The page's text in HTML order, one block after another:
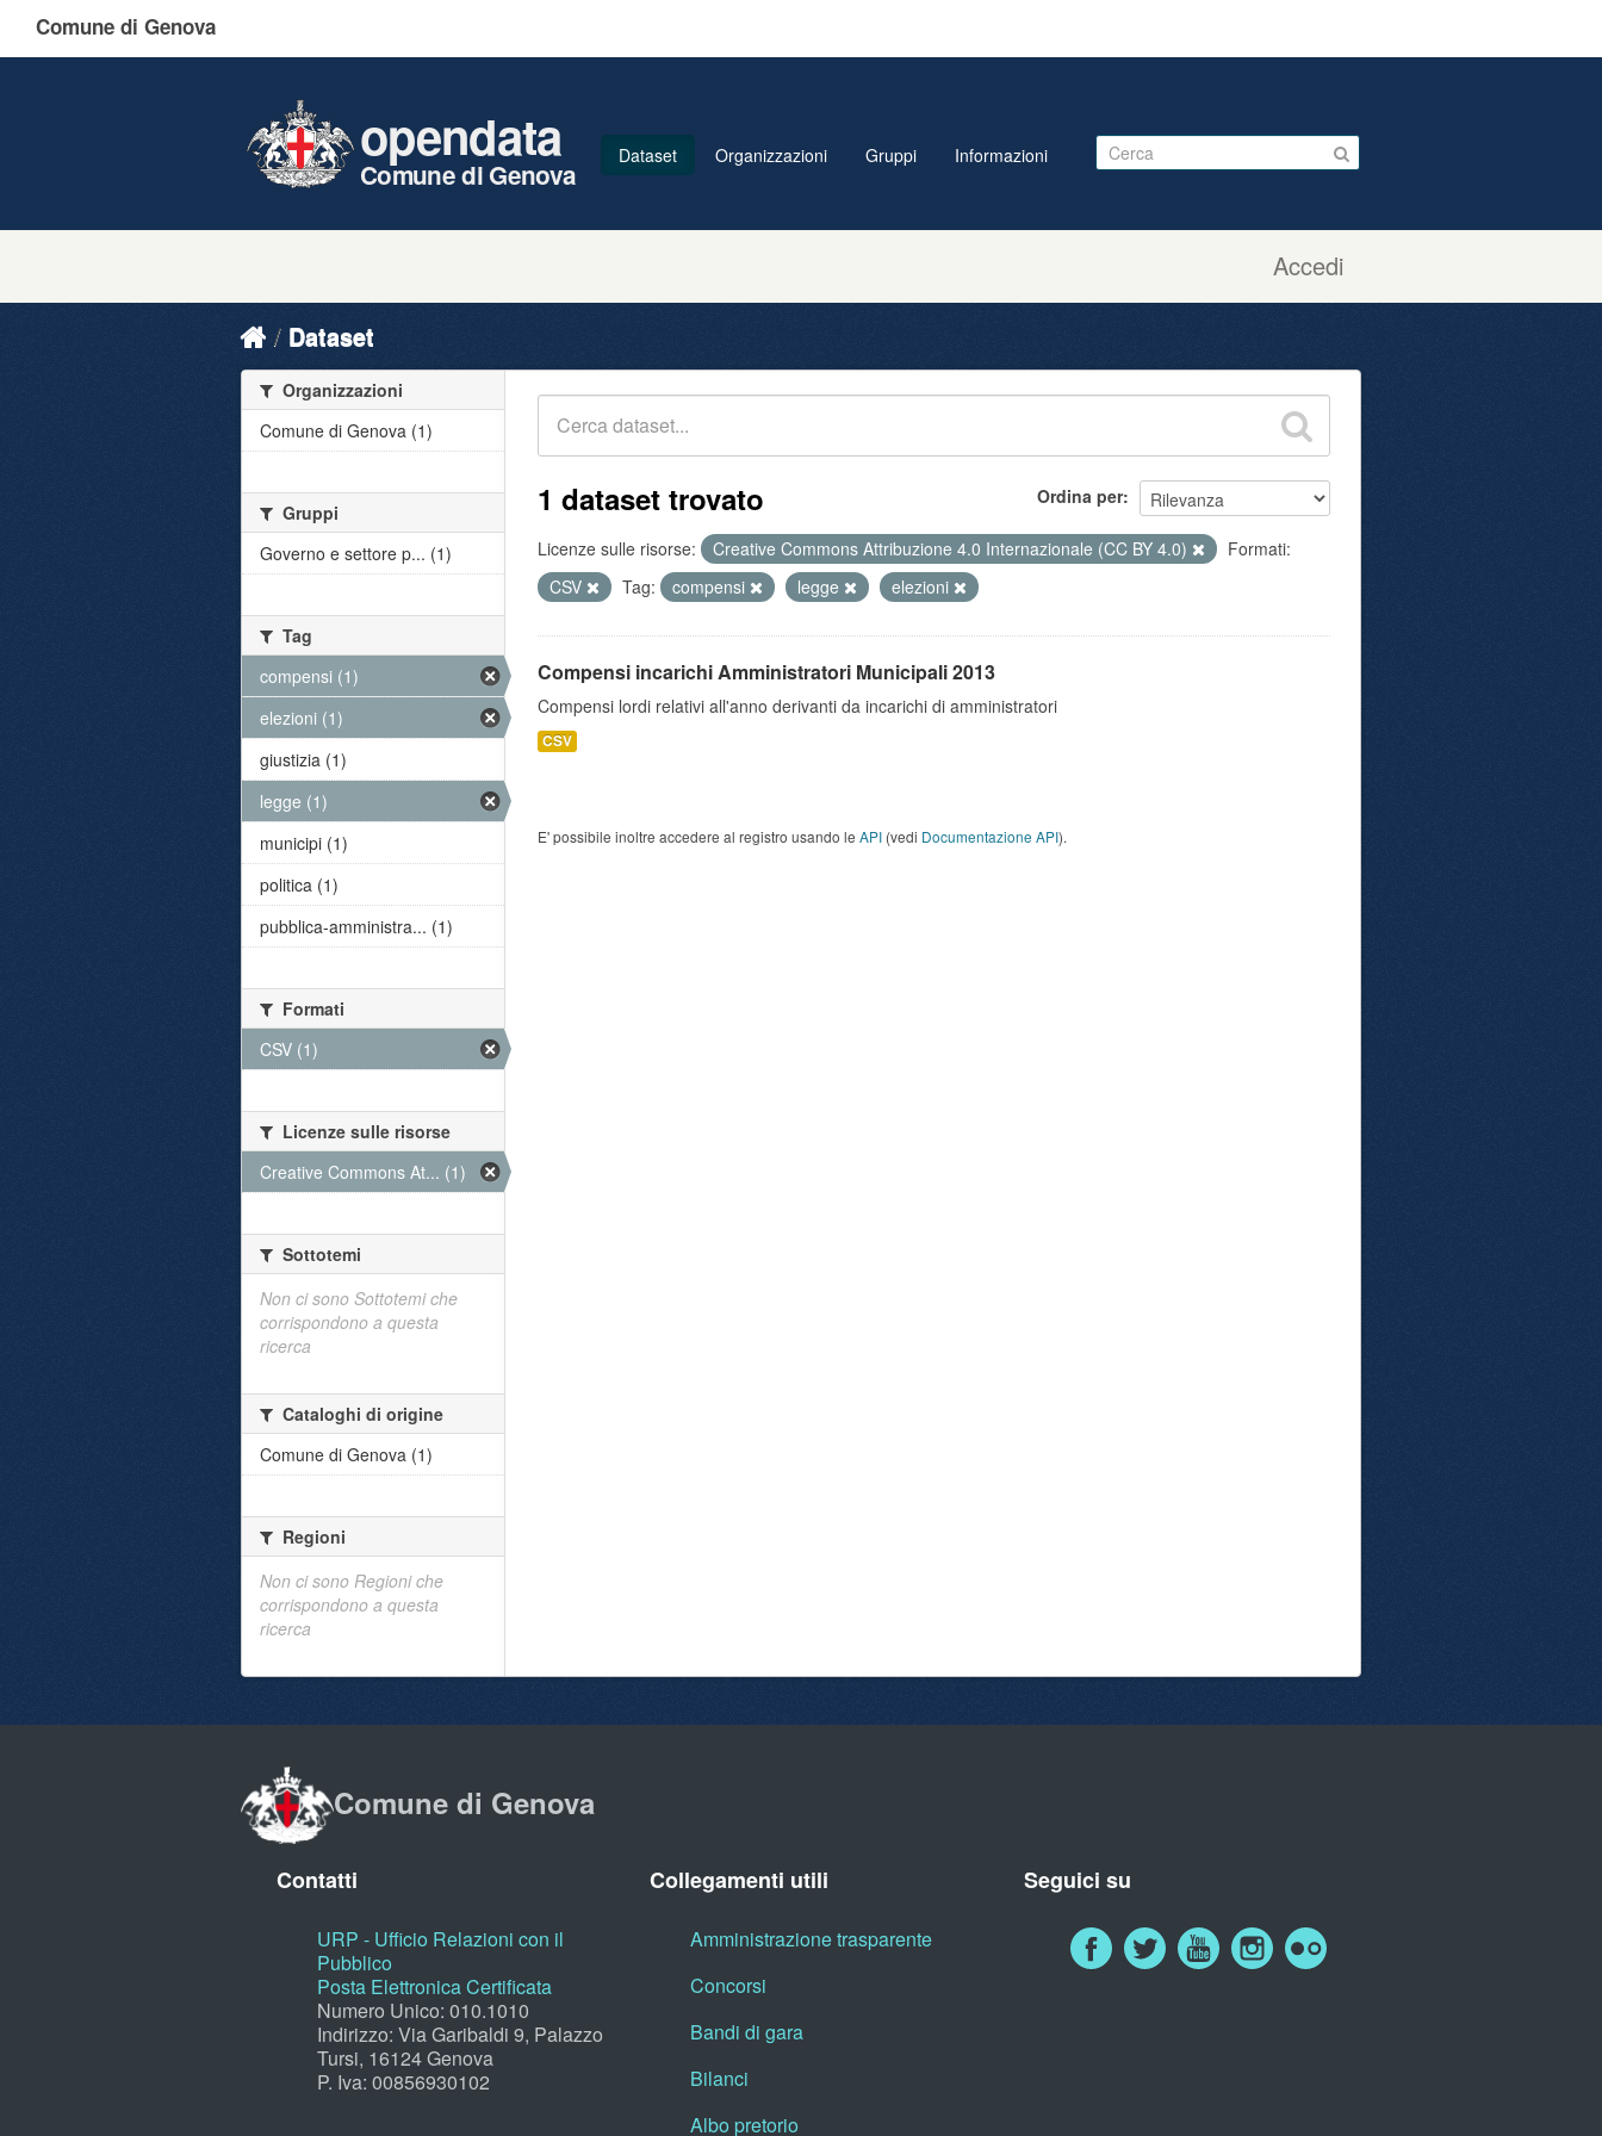
Comune di Genova
Accedi
opendata
Comune di Genova
Dataset Organizzazioni Gruppi Informazioni
Dataset
Ordina per
1 dataset trovato
Licenze sulle risorse: Creative Commons Attribuzione 4.0 Internazionale (CC BY 4.0)
Formati:
CSV
Tag: compensi legge elezioni
Compensi incarichi Amministratori Municipali 2013
Compensi lordi relativi all'anno derivanti da incarichi di amministratori
CSV
E' possibile inoltre accedere al registro usando le API (vedi Documentazione API).
Organizzazioni
Comune di Genova (1)
Gruppi
Governo e settore p... (1)
Tag
compensi (1)
elezioni (1)
giustizia (1)
legge (1)
municipi (1)
politica (1)
pubblica-amministra... (1)
Formati
CSV (1)
Licenze sulle risorse
Creative Commons At... (1)
Sottotemi
Non ci sono Sottotemi che
corrispondono a questa
ricerca
Cataloghi di origine
Comune di Genova (1)
Regioni
Non ci sono Regioni che
corrispondono a questa
ricerca
Comune di Genova
Contatti
URP - Ufficio Relazioni con il
Pubblico
Posta Elettronica Certificata
Numero Unico: 010.1010
Indirizzo: Via Garibaldi 9, Palazzo
Tursi, 16124 Genova
P. Iva: 00856930102
Collegamenti utili
Amministrazione trasparente
Concorsi
Bandi di gara
Bilanci
Albo pretorio
Seguici su